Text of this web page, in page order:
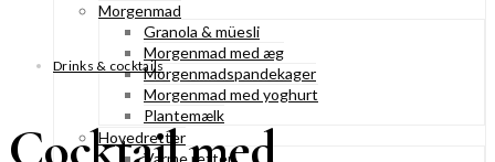
Morgenmad
Granola & müesli
Morgenmad med æg
Morgenmadspandekager
Morgenmad med yoghurt
Plantemælk
Hovedretter
Drinks & cocktails